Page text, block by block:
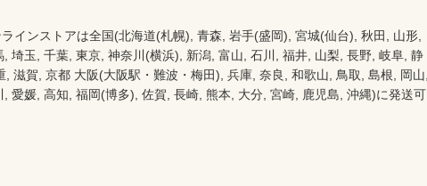
インストアは全国(北海道(札幌), 青森, 岩手(盛岡), 宮城(仙台), 秋田, 山形,
埼玉, 千葉, 東京, 神奈川(横浜), 新潟, 富山, 石川, 福井, 山梨, 長野, 岐阜, 静
, 滋賀, 京都 大阪(大阪駅・難波・梅田), 兵庫, 奈良, 和歌山, 鳥取, 島根, 岡山,
, 愛媛, 高知, 福岡(博多), 佐賀, 長崎, 熊本, 大分, 宮崎, 鹿児島, 沖縄)に発送可